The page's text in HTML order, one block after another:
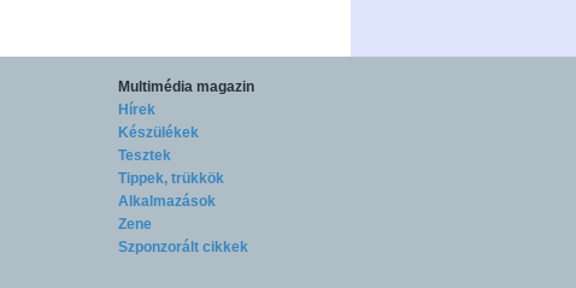
Multimédia magazin
Hírek
Készülékek
Tesztek
Tippek, trükkök
Alkalmazások
Zene
Szponzorált cikkek